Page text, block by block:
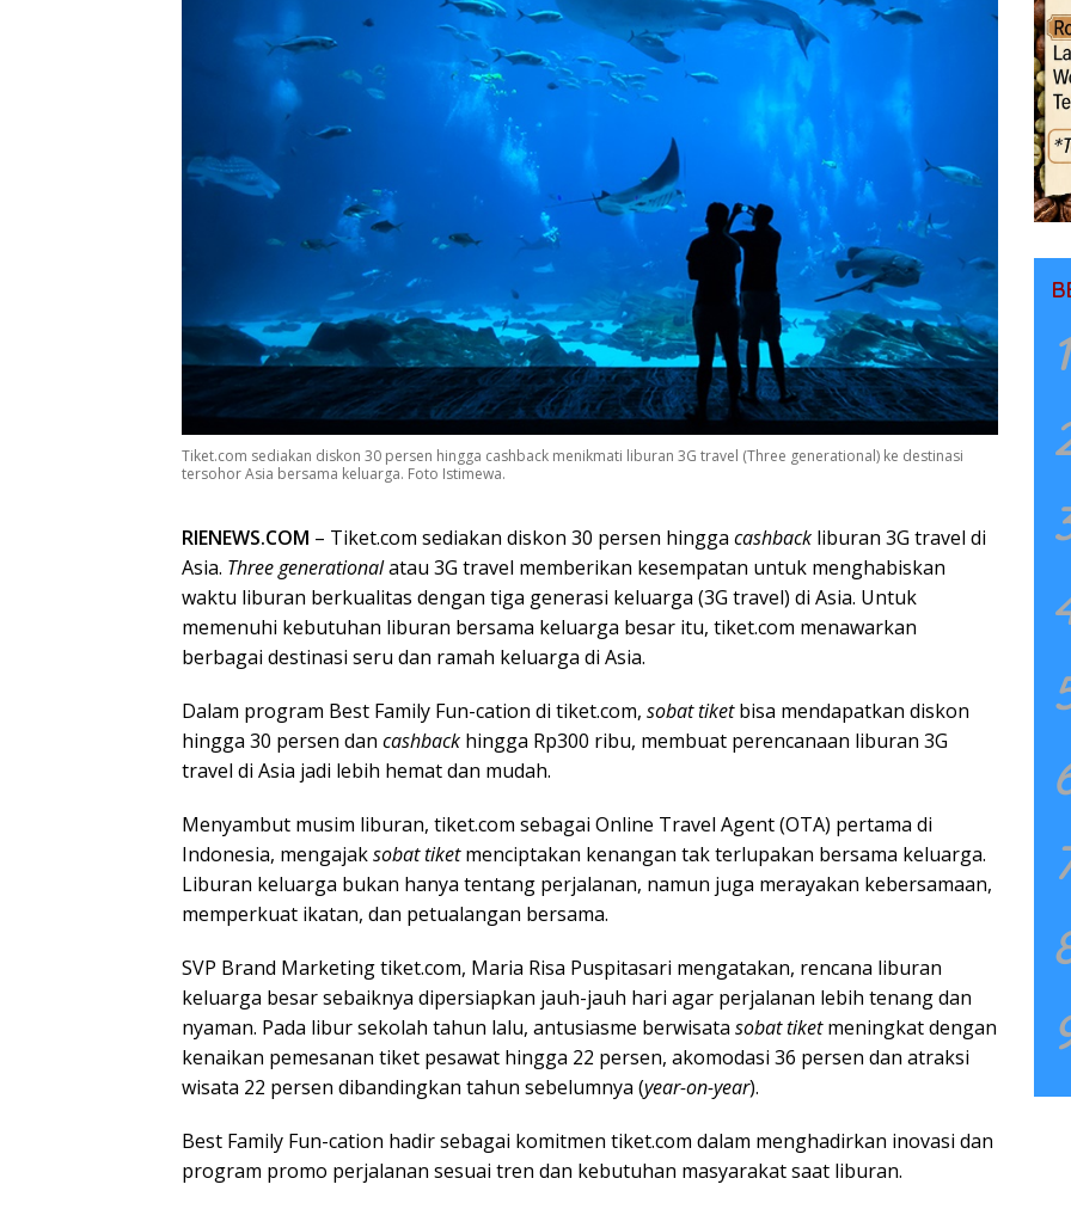
Tiket.com sediakan diskon 30 persen hingga cashback menikmati liburan 3G travel (Three generational) ke destinasi
tersohor Asia bersama keluarga. Foto Istimewa.
RIENEWS.COM – Tiket.com sediakan diskon 30 persen hingga cashback liburan 3G travel di
Asia. Three generationalatau 3G travel memberikan kesempatan untuk menghabiskan
waktu liburan berkualitas dengan tiga generasi keluarga (3G travel) di Asia. Untuk
memenuhi kebutuhan liburan bersama keluarga besar itu, tiket.com menawarkan
berbagai destinasi seru dan ramah keluarga di Asia.
Dalam program Best Family Fun-cation di tiket.com, sobat tiketbisa mendapatkan diskon
hingga 30 persen dan cashback hingga Rp300 ribu, membuat perencanaan liburan 3G
travel di Asia jadi lebih hemat dan mudah.
Menyambut musim liburan, tiket.com sebagai Online Travel Agent (OTA) pertama di
Indonesia, mengajaksobat tiketmenciptakan kenangan tak terlupakan bersama keluarga.
Liburan keluarga bukan hanya tentang perjalanan, namun juga merayakan kebersamaan,
memperkuat ikatan, dan petualangan bersama.
SVP Brand Marketing tiket.com, Maria Risa Puspitasari mengatakan, rencana liburan
keluarga besar sebaiknya dipersiapkan jauh-jauh hari agar perjalanan lebih tenang dan
nyaman. Pada libur sekolah tahun lalu, antusiasme berwisata sobat tiketmeningkat dengan
kenaikan pemesanan tiket pesawat hingga 22 persen, akomodasi 36 persen dan atraksi
wisata 22 persen dibandingkan tahun sebelumnya (year-on-year).
Best Family Fun-cation hadir sebagai komitmen tiket.com dalam menghadirkan inovasi dan
program promo perjalanan sesuai tren dan kebutuhan masyarakat saat liburan.
1